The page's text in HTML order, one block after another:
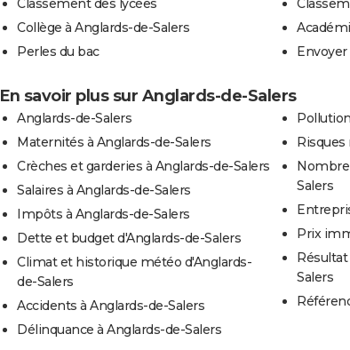
Classement des lycées
Collège à Anglards-de-Salers
Perles du bac
En savoir plus sur Anglards-de-Salers
Anglards-de-Salers
Maternités à Anglards-de-Salers
Crèches et garderies à Anglards-de-Salers
Salaires à Anglards-de-Salers
Impôts à Anglards-de-Salers
Dette et budget d'Anglards-de-Salers
Climat et historique météo d'Anglards-
de-Salers
Accidents à Anglards-de-Salers
Délinquance à Anglards-de-Salers
Risques
Salers
Prix
Salers